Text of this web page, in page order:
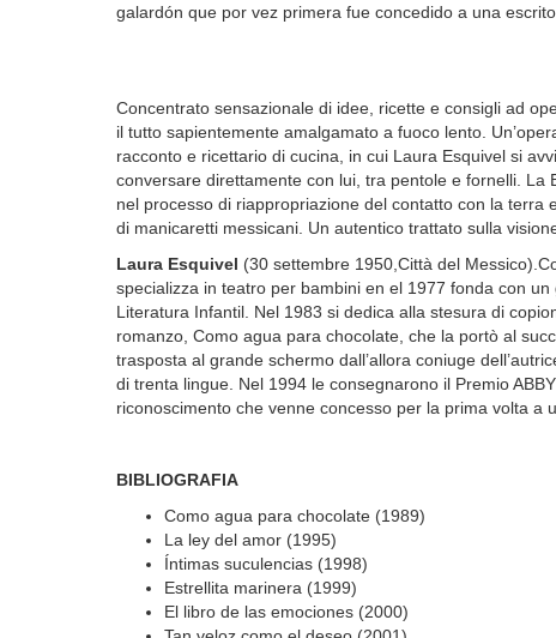
galardón que por vez primera fue concedido a una
Concentrato sensazionale di idee, ricette e consigli ad
il tutto sapientemente amalgamato a fuoco lento.
racconto e ricettario di cucina, in cui Laura Esquivel si
conversare direttamente con lui, tra pentole e fornelli. La
nel processo di riappropriazione del contatto con la terra
di manicaretti messicani. Un autentico trattato sulla
Laura Esquivel (30 settembre 1950,Città del
specializza in teatro per bambini en el 1977 fonda con
Literatura Infantil. Nel 1983 si dedica alla stesura di
romanzo, Como agua para chocolate, che la portò al
trasposta al grande schermo dall’allora coniuge
di trenta lingue. Nel 1994 le consegnarono il Premio
riconoscimento che venne concesso per la prima volta a
BIBLIOGRAFIA
Como agua para chocolate (1989)
La ley del amor (1995)
Íntimas suculencias (1998)
Estrellita marinera (1999)
El libro de las emociones (2000)